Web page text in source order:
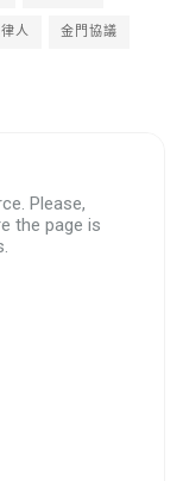
人 金門協議
Please,
the page is